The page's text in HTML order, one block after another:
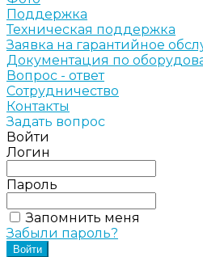
Поддержка
Техническая поддержка
Заявка на гарантийное
Документация по
Вопрос - ответ
Сотрудничество
Контакты
Задать вопрос
Войти
Логин
Пароль
Запомнить меня
Забыли пароль?